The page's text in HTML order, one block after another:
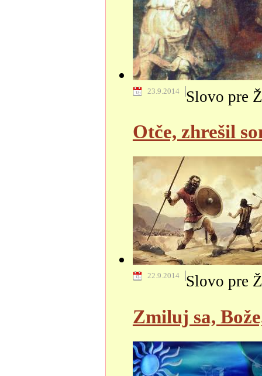
Slovo pre
23.9.2014
Otče, zhrešil
Slovo pre
22.9.2014
Zmiluj sa,